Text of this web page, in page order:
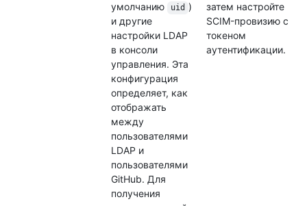
умолчанию
uid )
и другие
настройки LDAP
в консоли
управления. Эта
конфигурация
определяет, как
отображать
между
пользователями
LDAP и
пользователями
GitHub. Для
получения
затем настройте
SCIM-провизию с
токеном
аутентификации.